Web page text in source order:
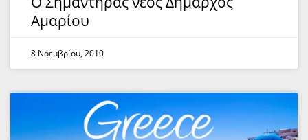
Αμαρίου
8 Νοεμβρίου, 2010